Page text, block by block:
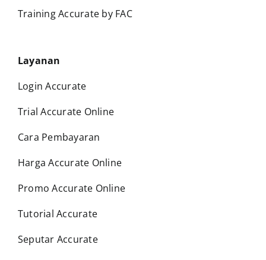
Training Accurate by FAC
Layanan
Login Accurate
Trial Accurate Online
Cara Pembayaran
Harga Accurate Online
Promo Accurate Online
Tutorial Accurate
Seputar Accurate